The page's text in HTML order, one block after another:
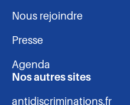
Nous rejoindre
Presse
Agenda
Nos autres sites
antidiscriminations.fr